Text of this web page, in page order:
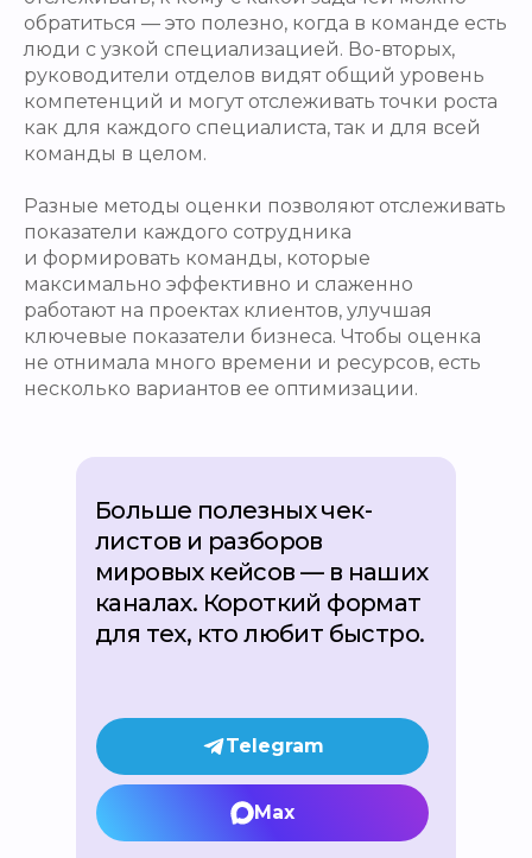
обратиться — это полезно, когда в команде есть
люди с узкой специализацией. Во-вторых,
руководители отделов видят общий уровень
компетенций и могут отслеживать точки роста
как для каждого специалиста, так и для всей
команды в целом.
Разные методы оценки позволяют отслеживать
показатели каждого сотрудника
и формировать команды, которые
максимально эффективно и слаженно
работают на проектах клиентов, улучшая
ключевые показатели бизнеса. Чтобы оценка
не отнимала много времени и ресурсов, есть
несколько вариантов ее оптимизации.
Telegram
Max
Больше полезных чек-
листов и разборов
мировых кейсов — в наших
каналах. Короткий формат
для тех, кто любит быстро.